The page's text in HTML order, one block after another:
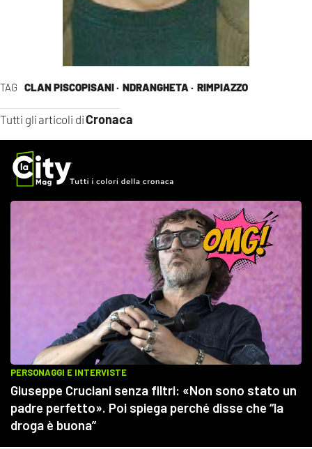
TAG CLAN PISCOPISANI · NDRANGHETA · RIMPIAZZO
Tutti gli articoli diCronaca